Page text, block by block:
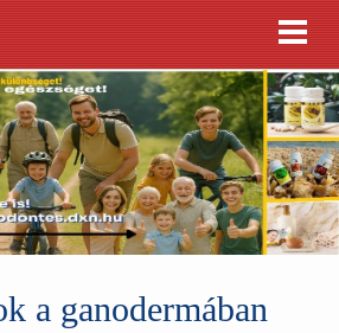
a ganodermában